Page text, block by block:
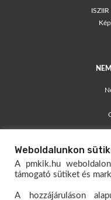
Blog
Weboldalunkon
A pmkik.hu
támogató sütiket és
A hozzájáruláson